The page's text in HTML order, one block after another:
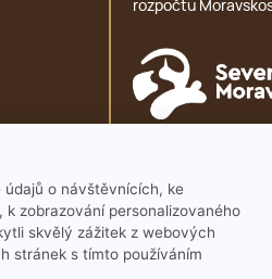
rozpočtu
Ochrana osobních
údajů o návštěvnících, ke
zobrazování personalizovaného
skvělý zážitek z webových
stránek s tímto používáním